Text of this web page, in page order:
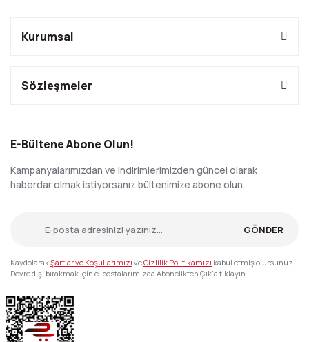
Kurumsal
Sözleşmeler
E-Bültene Abone Olun!
Kampanyalarımızdan ve indirimlerimizden güncel olarak
haberdar olmak istiyorsanız bültenimize abone olun.
GÖNDER
KaydolarakŞartlar ve Koşullarımızı veGizlilik Politikamızı kabul etmiş olursunuz.
Devre dışı bırakmak için e-postalarımızda Abonelikten Çık'a tıklayın.